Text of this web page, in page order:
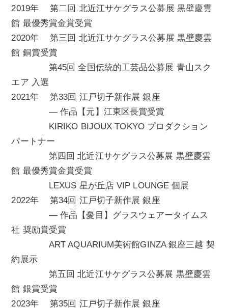
2019年 第二回 北近江サケグラス公募展 黒壁慶雲
館 最優秀賞金賞受賞
2020年 第三回 北近江サケグラス公募展 黒壁慶雲
館 銅賞受賞
第45回 全国伝統的工芸品公募展 青山スク
エア 入選
2021年 第33回 江戸切子新作展 銀座
— 作品【元】江東区長賞受賞
KIRIKO BIJOUX TOKYO プロダクション
パートナー
第四回 北近江サケグラス公募展 黒壁慶雲
館 最優秀賞金賞受賞
LEXUS 星が丘店 VIP LOUNGE 個展
2022年 第34回 江戸切子新作展 銀座
— 作品【憂目】グラスウェアータイムス
社 奨励賞受賞
ART AQUARIUM美術館GINZA 銀座三越 契
約展示
第五回 北近江サケグラス公募展 黒壁慶雲
館 銀賞受賞
2023年 第35回 江戸切子新作展 銀座